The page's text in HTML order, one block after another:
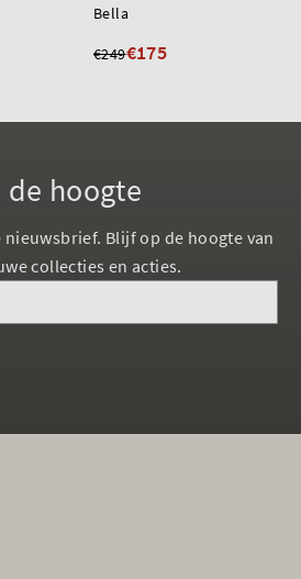
Bella
€249€175
de hoogte
nieuwsbrief. Blijf op de hoogte van
collecties en acties.